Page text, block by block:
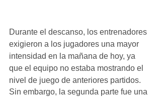
Durante el descanso, los entrenadores
exigieron a los jugadores una mayor
intensidad en la mañana de hoy, ya
que el equipo no estaba mostrando el
nivel de juego de anteriores partidos.
Sin embargo, la segunda parte fue una